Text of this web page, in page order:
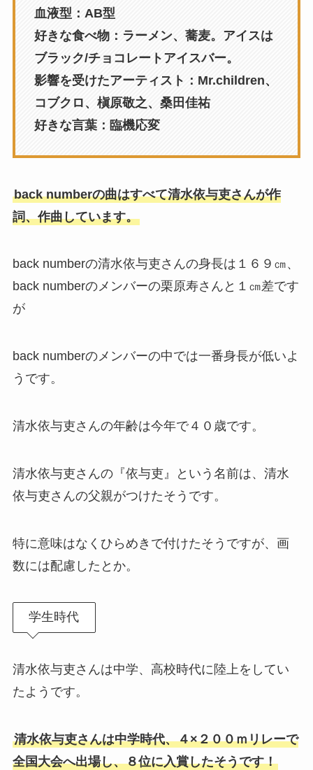
血液型：AB型
好きな食べ物：ラーメン、蕎麦。アイスは
ブラック/チョコレートアイスバー。
影響を受けたアーティスト：Mr.children、
コブクロ、槇原敬之、桑田佳祐
好きな言葉：臨機応変
back numberの曲はすべて清水依与吏さんが作
詞、作曲しています。
back numberの清水依与吏さんの身長は１６９㎝、
back numberのメンバーの栗原寿さんと１㎝差です
が
back numberのメンバーの中では一番身長が低いよ
うです。
清水依与吏さんの年齢は今年で４０歳です。
清水依与吏さんの『依与吏』という名前は、清水
依与吏さんの父親がつけたそうです。
特に意味はなくひらめきで付けたそうですが、画
数には配慮したとか。
学生時代
清水依与吏さんは中学、高校時代に陸上をしてい
たようです。
清水依与吏さんは中学時代、４×２００ｍリレーで
全国大会へ出場し、８位に入賞したそうです！